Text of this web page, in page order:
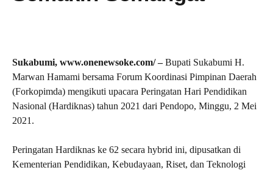
Sukabumi, www.onenewsoke.com/ –Bupati Sukabumi H.
Marwan Hamami bersama Forum Koordinasi Pimpinan Daerah
(Forkopimda) mengikuti upacara Peringatan Hari Pendidikan
Nasional (Hardiknas) tahun 2021 dari Pendopo, Minggu, 2 Mei
2021.
Peringatan Hardiknas ke 62 secara hybrid ini, dipusatkan di
Kementerian Pendidikan, Kebudayaan, Riset, dan Teknologi